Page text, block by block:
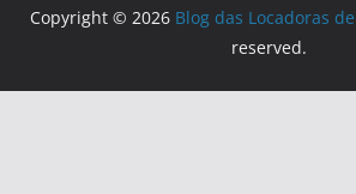
Copyright © 2026 Blog das Locadoras
reserved.